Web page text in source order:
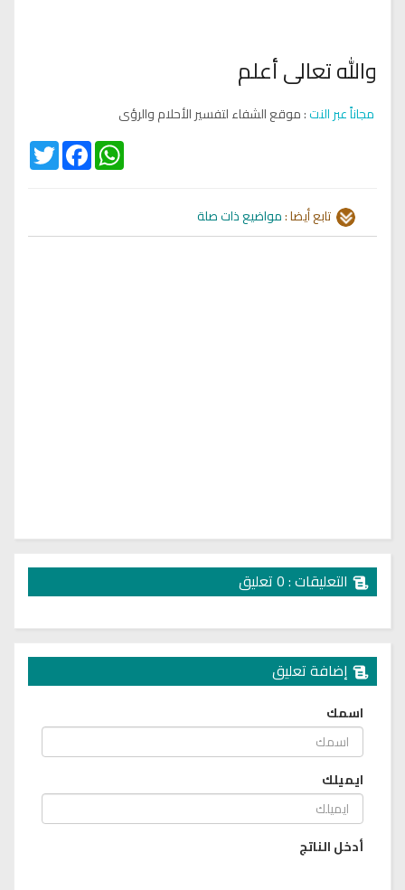
والله تعالى أعلم
مجاناً عبر النت: موقع الشفاء لتفسير الأحلام والرؤى
Twitter
FacebookWhatsApp
تابع أيضا :مواضيع ذات صلة
التعليقات : 0 تعليق
إضافة تعليق
اسمك
ايميلك
أدخل الناتج